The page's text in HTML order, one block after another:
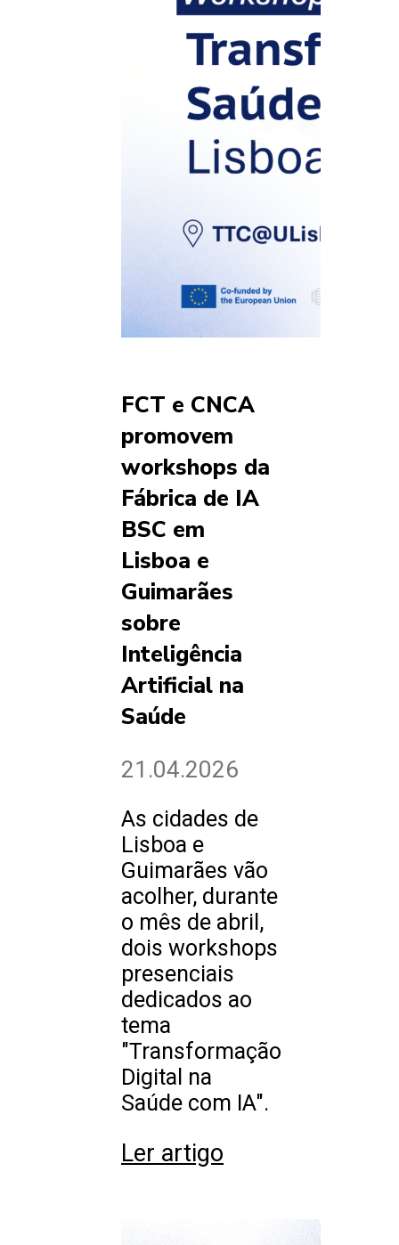
FCT e CNCA
promovem
workshops da
Fábrica de IA
BSC em
Lisboa e
Guimarães
sobre
Inteligência
Artificial na
Saúde
21.04.2026
As cidades de
Lisboa e
Guimarães vão
acolher, durante
o mês de abril,
dois workshops
presenciais
dedicados ao
tema
"Transformação
Digital na
Saúde com IA".
Ler artigo